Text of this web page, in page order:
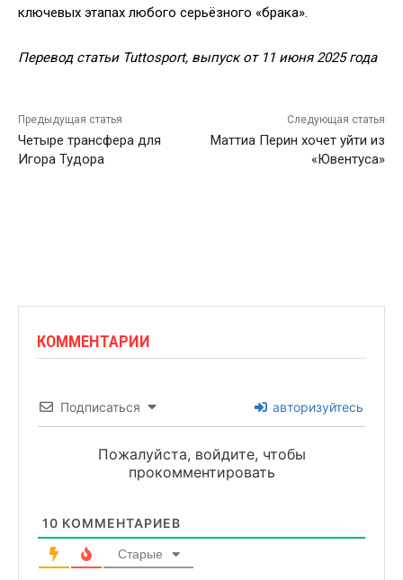
ключевых этапах любого серьёзного «брака».
Перевод статьи Tuttosport, выпуск от 11 июня 2025 года
Предыдущая статья
Четыре трансфера для
Игора Тудора
Следующая статья
Маттиа Перин хочет уйти из
«Ювентуса»
КОММЕНТАРИИ
Подписаться авторизуйтесь
Пожалуйста, войдите, чтобы
прокомментировать
10 КОММЕНТАРИЕВ
Старые